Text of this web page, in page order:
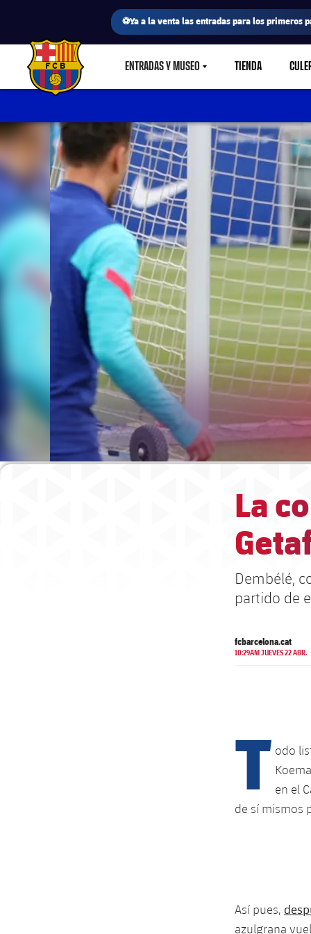
⚽Ya a la venta las entradas para los primeros
FC Barcelona club badge ENTRADAS Y MUSEOLABEL.SHARE.CARETDOWN
TIENDA
La
Dembélé,
partido de
fcbarcelona.cat
10:29AM JUEVES 22 ABR.
T odo
en el
de sí mismos
Así pues,
azulgrana